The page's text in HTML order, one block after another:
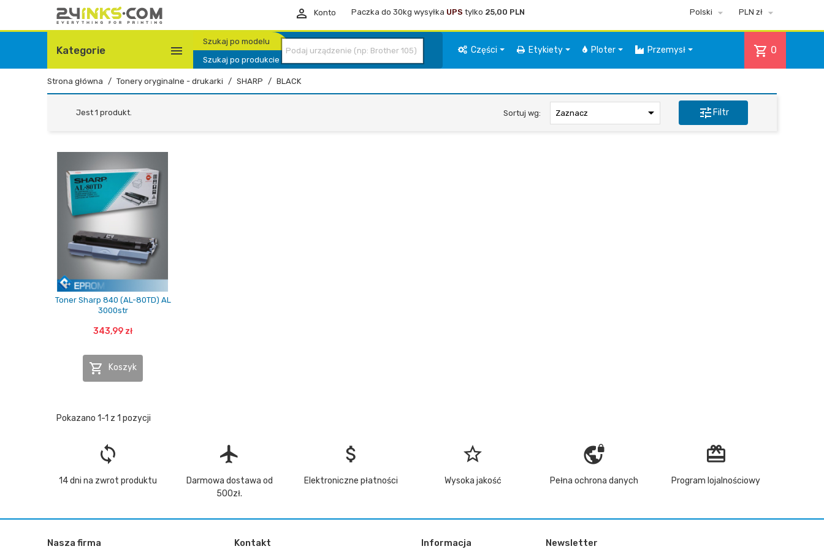
 Konto Paczka do 30kg wysyłka UPS tylko 25,00 PLN Polski  PLN zł 
Kategorie 
Szukaj po modelu
Szukaj po produkcie
shopping_cart 0
Części Etykiety Ploter Przemysł
Strona główna Tonery oryginalne - drukarki SHARP BLACK
Jest 1 produkt. Sortuj wg: Zaznacz  tune Filtr
Toner Sharp 840 (AL-80TD) AL
3000str
343,99 zł
 Koszyk
Pokazano 1-1 z 1 pozycji
loop
14 dni na zwrot produktu
flight
Darmowa dostawa od
500zł.
attach_money
Elektroniczne płatności
star_border
Wysoka jakość
vpn_lock
Pełna ochrona danych
redeem
Program lojalnościowy
Nasza firma Kontakt Informacja Newsletter